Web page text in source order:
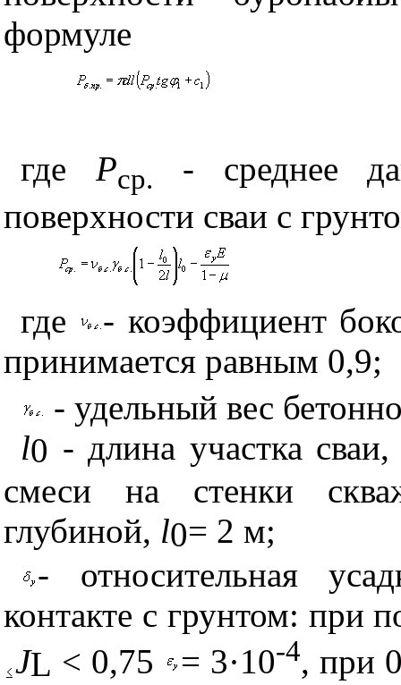
формуле
где Рср.
- среднее
поверхности сваи с
где
- коэффициент
принимается равным 0,9;
- удельный вес
l0 - длина участка
смеси на стенки
глубиной, l0= 2 м;
- относительная
контакте с грунтом: при
JL < 0,75 = 3·10-4, при